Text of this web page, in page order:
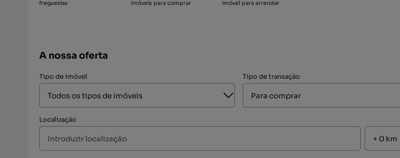
freguesias imóveis para comprar imóvel para arrendar
A nossa oferta
Tipo de imóvel
Aberto
Tipo de transação
Localização